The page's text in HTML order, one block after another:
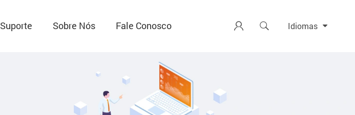
Suporte Sobre Nós Fale Conosco   Idiomas